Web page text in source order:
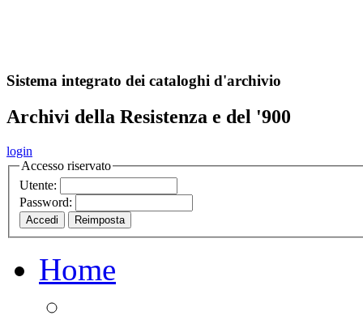
Sistema integrato dei cataloghi d'archivio
Archivi della Resistenza e del '900
login
Accesso riservato
Utente:
Password:
Home